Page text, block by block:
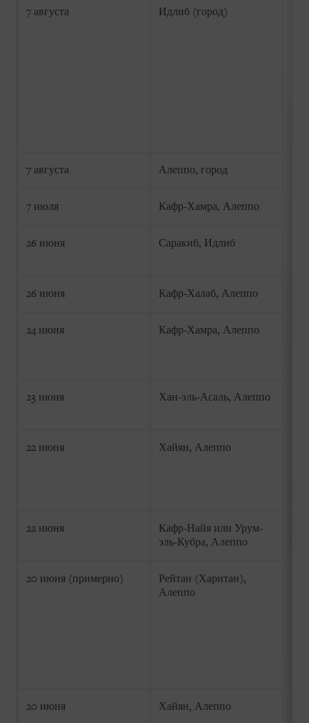
7 августа Идлиб (город)
7 августа Алеппо, город
7 июля Кафр-Хамра, Алеппо
26 июня Саракиб, Идлиб
26 июня Кафр-Халаб, Алеппо
24 июня Кафр-Хамра, Алеппо
23 июня Хан-эль-Асаль, Алеппо
22 июня Хайян, Алеппо
22 июня
Кафр-Найя или Урум-
эль-Кубра, Алеппо
20 июня (примерно)
Рейтан (Харитан),
Алеппо
20 июня Хайян, Алеппо